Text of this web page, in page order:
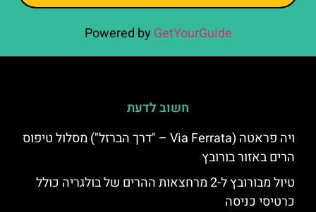
Powered by GetYourGuide
חשוב לדעת
ויה פראטה (Via Ferrata – "דרך הברזל") מסלול טיפוס
הרים באזור בורובץ
טיול מבורובץ ל-2 מרחצאות ההרים של בולגריה כולל
כרטיסי כניסה